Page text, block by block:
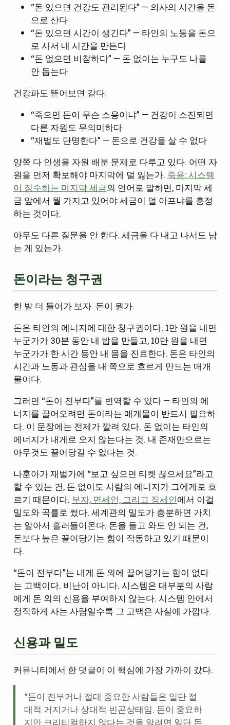
“돈 있으면 건강도 관리된다” — 의사의 시간을 돈
으로 산다
“돈 있으면 시간이 생긴다” — 타인의 노동을 돈으
로 사서 내 시간을 만든다
“돈 없으면 비참하다” — 돈 없이는 누구도 나를
안 돕는다
건강파도 뜯어보면 같다.
“죽으면 돈이 무슨 소용이냐” — 건강이 소진되면
다른 자원도 무의미하다
“재벌도 단명한다” — 돈으로 건강을 살 수 없다
양쪽 다 인생을 자원 배분 문제로 다루고 있다. 어떤 자
원을 먼저 확보해야 마지막에 덜 잃는가. 죽음: 시스템
이 징수하는 마지막 세금의 언어로 말하면, 마지막 세
금 앞에서 뭘 가지고 있어야 세금이 덜 아프냐를 흥정
하는 것이다.
아무도 다른 질문을 안 한다. 세금을 다 내고 나서도 남
는 게 있는가.
돈이라는 청구권
한 발 더 들어가 보자. 돈이 뭔가.
돈은 타인의 에너지에 대한 청구권이다. 1만 원을 내면
누군가가 30분 동안 내 밥을 만들고, 10만 원을 내면
누군가가 한 시간 동안 내 몸을 진료한다. 돈은 타인의
시간과 노동과 관심을 내 쪽으로 흐르게 만드는 매개
물이다.
그러면 “돈이 전부다”를 번역할 수 있다 — 타인의 에
너지를 끌어오려면 돈이라는 매개물이 반드시 필요하
다. 이 문장에는 전제가 깔려 있다. 돈 없이는 타인의
에너지가 내게로 오지 않는다는 것. 내 존재만으로는
아무것도 끌어당길 수 없다는 것.
나훈아가 재벌가에 “보고 싶으면 티켓 끊으세요”라고
할 수 있는 건, 돈 없이도 사람의 에너지가 그에게로 흐
르기 때문이다. 부자, 면세인, 그리고 징세인에서 이걸
밀도와 곡률로 썼다. 세계관의 밀도가 충분하면 가치
는 알아서 흘러들어온다. 돈을 들고 와도 안 되는 건,
돈보다 높은 끌어당기는 힘이 작동하고 있기 때문이
다.
“돈이 전부다”는 내게 돈 외에 끌어당기는 힘이 없다
는 고백이다. 비난이 아니다. 시스템은 대부분의 사람
에게 돈 외의 신용을 부여하지 않는다. 시스템 안에서
정직하게 사는 사람일수록 그 고백은 사실에 가깝다.
신용과 밀도
커뮤니티에서 한 댓글이 이 핵심에 가장 가까이 갔다.
“돈이 전부거나 절대 중요한 사람들은 일단 절
대적 거지거나 상대적 빈곤상태임. 돈이 중요하
지만 크리티컬하지 않다는 것을 알려면 일단 돈